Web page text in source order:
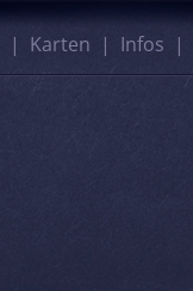
Karten Infos